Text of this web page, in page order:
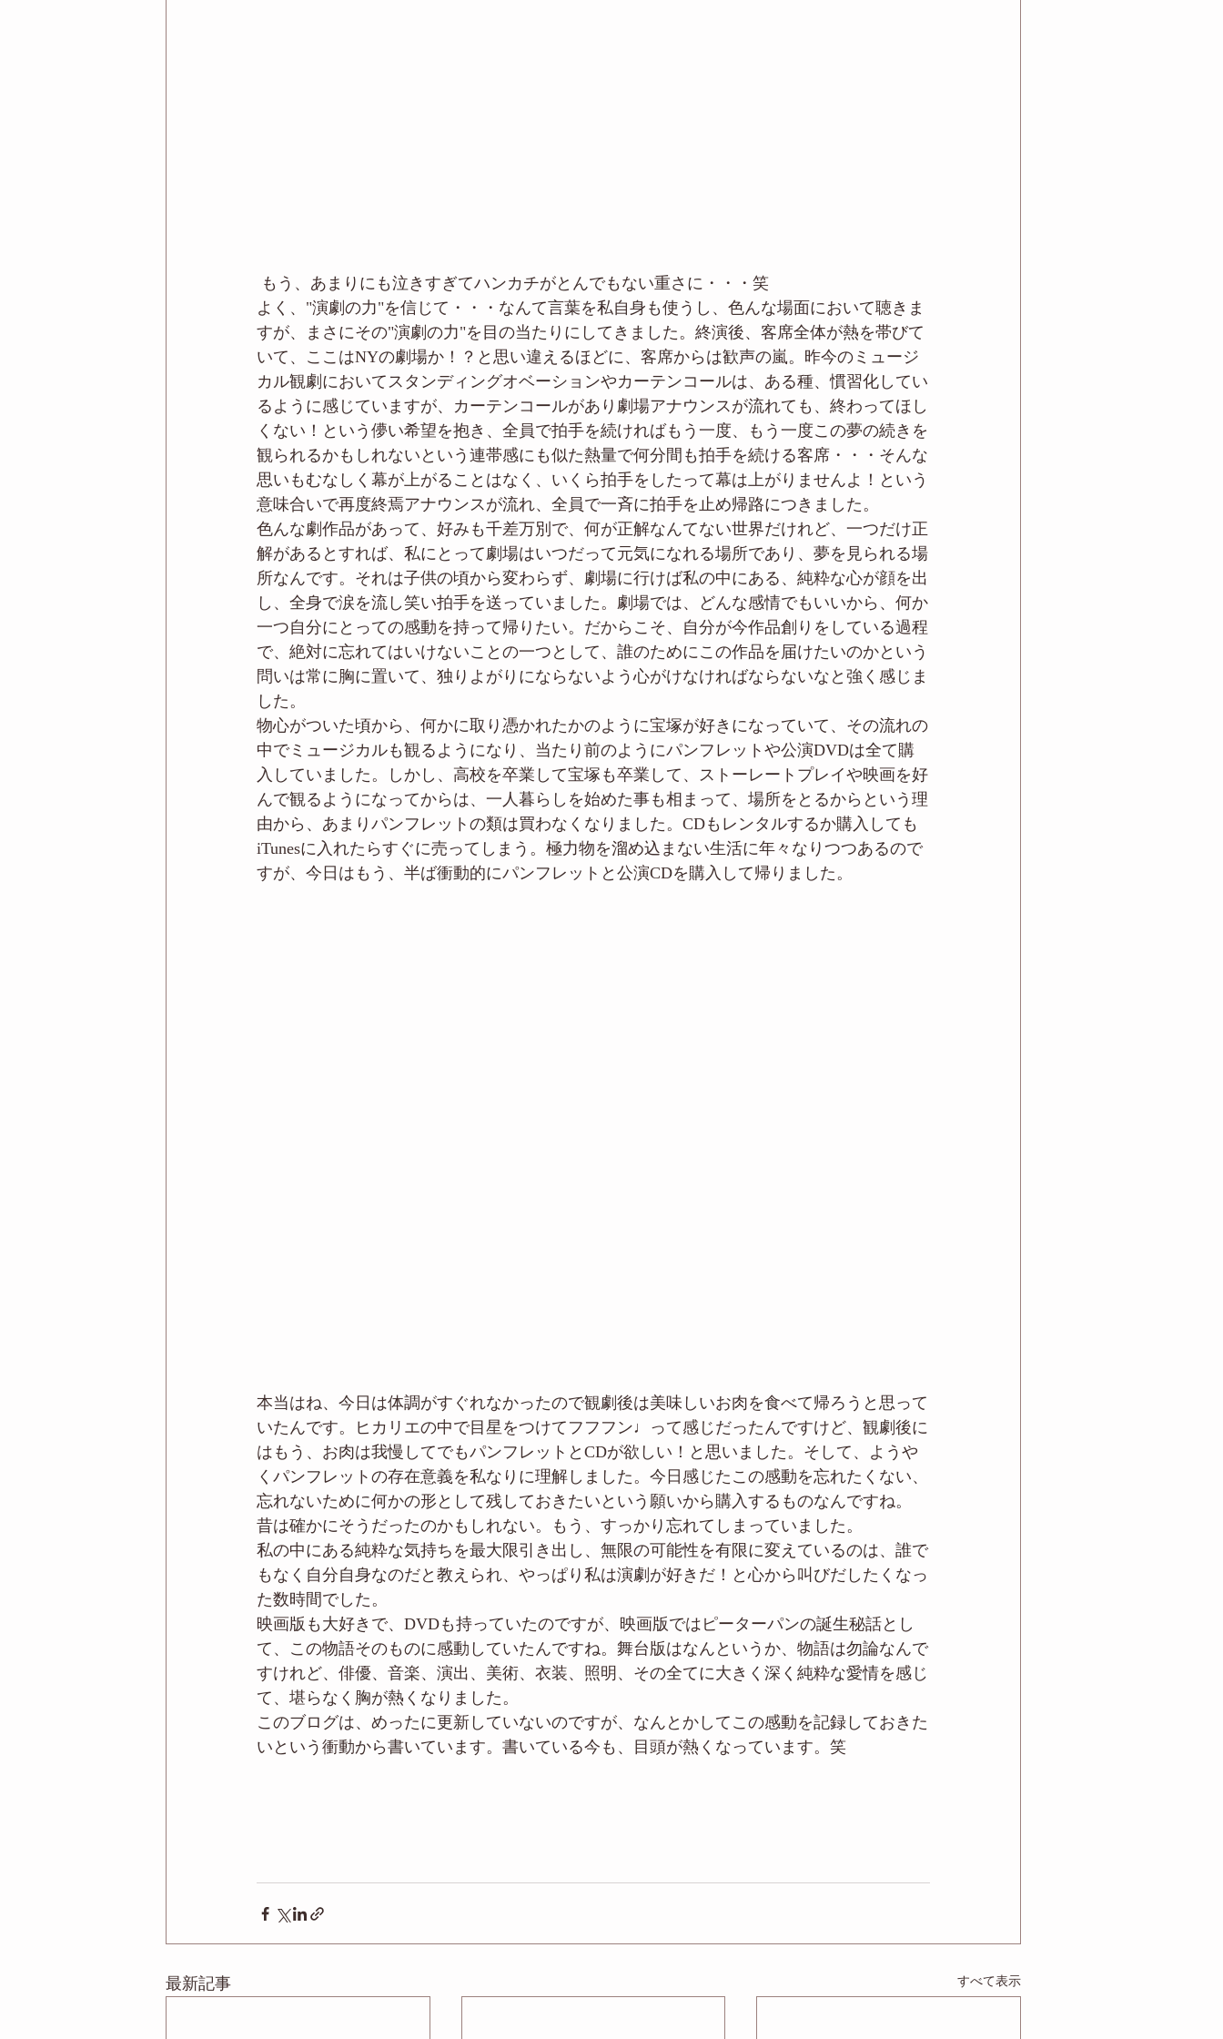
もう、あまりにも泣きすぎてハンカチがとんでもない重さに・・・笑
よく、"演劇の力"を信じて・・・なんて言葉を私自身も使うし、色んな場面において聴きま
すが、まさにその"演劇の力"を目の当たりにしてきました。終演後、客席全体が熱を帯びて
いて、ここはNYの劇場か！？と思い違えるほどに、客席からは歓声の嵐。昨今のミュージ
カル観劇においてスタンディングオベーションやカーテンコールは、ある種、慣習化してい
るように感じていますが、カーテンコールがあり劇場アナウンスが流れても、終わってほし
くない！という儚い希望を抱き、全員で拍手を続ければもう一度、もう一度この夢の続きを
観られるかもしれないという連帯感にも似た熱量で何分間も拍手を続ける客席・・・そんな
思いもむなしく幕が上がることはなく、いくら拍手をしたって幕は上がりませんよ！という
意味合いで再度終焉アナウンスが流れ、全員で一斉に拍手を止め帰路につきました。
色んな劇作品があって、好みも千差万別で、何が正解なんてない世界だけれど、一つだけ正
解があるとすれば、私にとって劇場はいつだって元気になれる場所であり、夢を見られる場
所なんです。それは子供の頃から変わらず、劇場に行けば私の中にある、純粋な心が顔を出
し、全身で涙を流し笑い拍手を送っていました。劇場では、どんな感情でもいいから、何か
一つ自分にとっての感動を持って帰りたい。だからこそ、自分が今作品創りをしている過程
で、絶対に忘れてはいけないことの一つとして、誰のためにこの作品を届けたいのかという
問いは常に胸に置いて、独りよがりにならないよう心がけなければならないなと強く感じま
した。
物心がついた頃から、何かに取り憑かれたかのように宝塚が好きになっていて、その流れの
中でミュージカルも観るようになり、当たり前のようにパンフレットや公演DVDは全て購
入していました。しかし、高校を卒業して宝塚も卒業して、ストーレートプレイや映画を好
んで観るようになってからは、一人暮らしを始めた事も相まって、場所をとるからという理
由から、あまりパンフレットの類は買わなくなりました。CDもレンタルするか購入しても
iTunesに入れたらすぐに売ってしまう。極力物を溜め込まない生活に年々なりつつあるので
すが、今日はもう、半ば衝動的にパンフレットと公演CDを購入して帰りました。
本当はね、今日は体調がすぐれなかったので観劇後は美味しいお肉を食べて帰ろうと思って
いたんです。ヒカリエの中で目星をつけてフフフン♩って感じだったんですけど、観劇後に
はもう、お肉は我慢してでもパンフレットとCDが欲しい！と思いました。そして、ようや
くパンフレットの存在意義を私なりに理解しました。今日感じたこの感動を忘れたくない、
忘れないために何かの形として残しておきたいという願いから購入するものなんですね。
昔は確かにそうだったのかもしれない。もう、すっかり忘れてしまっていました。
私の中にある純粋な気持ちを最大限引き出し、無限の可能性を有限に変えているのは、誰で
もなく自分自身なのだと教えられ、やっぱり私は演劇が好きだ！と心から叫びだしたくなっ
た数時間でした。
映画版も大好きで、DVDも持っていたのですが、映画版ではピーターパンの誕生秘話とし
て、この物語そのものに感動していたんですね。舞台版はなんというか、物語は勿論なんで
すけれど、俳優、音楽、演出、美術、衣装、照明、その全てに大きく深く純粋な愛情を感じ
て、堪らなく胸が熱くなりました。
このブログは、めったに更新していないのですが、なんとかしてこの感動を記録しておきた
いという衝動から書いています。書いている今も、目頭が熱くなっています。笑
最新記事 すべて表示